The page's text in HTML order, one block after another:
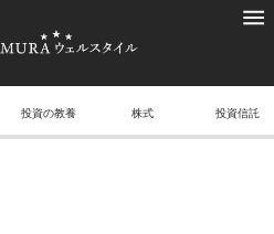
投資の教養 株式 投資信託